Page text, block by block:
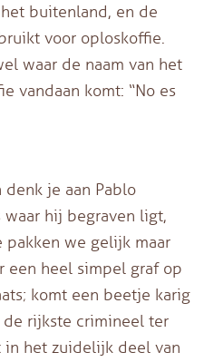
buitenland, en de
voor oploskoffie.
waar de naam van het
vandaan komt: “No es
je aan Pablo
waar hij begraven ligt,
we gelijk maar
een heel simpel graf op
komt een beetje karig
rijkste crimineel ter
het zuidelijk deel van